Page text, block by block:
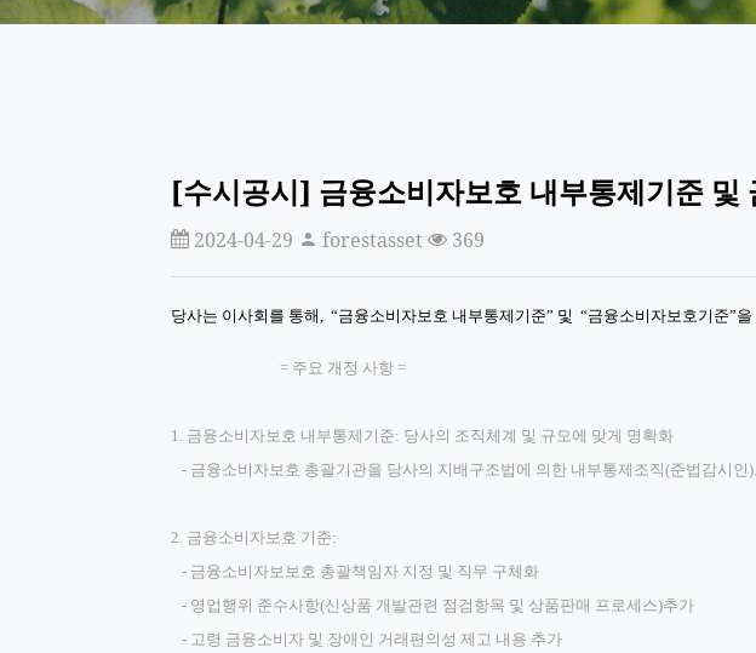
[수시공시] 금융소비자보호 내부통제기준 및
2024-04-29 forestasset 369
당사는 이사회를 통해, “금융소비자보호 내부통제기준” 및 “금융소비자보호기준”
= 주요 개정 사항 =
1. 금융소비자보호 내부통제기준: 당사의 조직체계 및 규모에 맞게 명확화
- 금융소비자보호 총괄기관을 당사의 지배구조법에 의한 내부통제조직(준법감시인)
2. 금융소비자보호 기준:
- 금융소비자보보호 총괄책임자 지정 및 직무 구체화
- 영업행위 준수사항(신상품 개발관련 점검항목 및 상품판매 프로세스)추가
- 고령 금융소비자 및 장애인 거래편의성 제고 내용 추가